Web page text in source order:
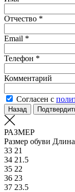
Отчество *
Email *
Телефон *
Комментарий
Согласен с
Назад
РАЗМЕР
Размер обуви
33 21
34 21.5
35 22
36 23
37 23.5